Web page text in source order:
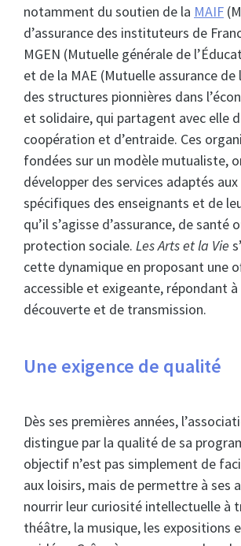
notamment du soutien de la MAIF
d’assurance des instituteurs de
MGEN (Mutuelle générale de
et de la MAE (Mutuelle assurance de
des structures pionnières dans
et solidaire, qui partagent avec elle
coopération et d’entraide. Ces
fondées sur un modèle mutualiste,
développer des services adaptés
spécifiques des enseignants et de
qu’il s’agisse d’assurance, de santé
protection sociale. Les Arts et la Vie
cette dynamique en proposant une
accessible et exigeante, répondant
découverte et de transmission.
Une exigence de qualité
Dès ses premières années,
distingue par la qualité de sa
objectif n’est pas simplement de
aux loisirs, mais de permettre à ses
nourrir leur curiosité intellectuelle à
théâtre, la musique, les expositions